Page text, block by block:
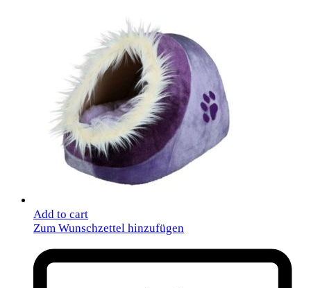
Add to cart
Zum Wunschzettel hinzufügen